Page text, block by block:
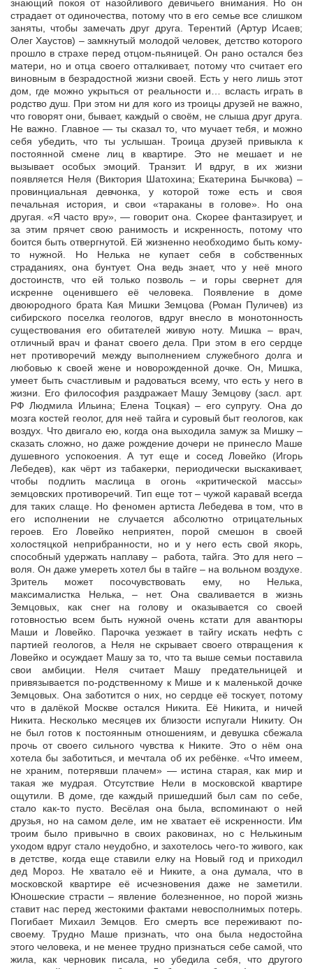
знающий покоя от назойливого девичьего внимания. Но он
страдает от одиночества, потому что в его семье все слишком
заняты, чтобы замечать друг друга. Терентий (Артур Исаев;
Олег Хаустов) – замкнутый молодой человек, детство которого
прошло в страхе перед отцом-пьяницей. Он рано остался без
матери, но и отца своего отталкивает, потому что считает его
виновным в безрадостной жизни своей. Есть у него лишь этот
дом, где можно укрыться от реальности и… всласть играть в
родство душ. При этом ни для кого из троицы друзей не важно,
что говорят они, бывает, каждый о своём, не слыша друг друга.
Не важно. Главное — ты сказал то, что мучает тебя, и можно
себя убедить, что ты услышан. Троица друзей привыкла к
постоянной смене лиц в квартире. Это не мешает и не
вызывает особых эмоций. Транзит. И вдруг, в их жизни
появляется Неля (Виктория Шатохина; Екатерина Бычкова) –
провинциальная девчонка, у которой тоже есть и своя
печальная история, и свои «тараканы в голове». Но она
другая. «Я часто вру», — говорит она. Скорее фантазирует, и
за этим прячет свою ранимость и искренность, потому что
боится быть отвергнутой. Ей жизненно необходимо быть кому-
то нужной. Но Нелька не купает себя в собственных
страданиях, она бунтует. Она ведь знает, что у неё много
достоинств, что ей только позволь – и горы свернет для
искренне оценившего её человека. Появление в доме
двоюродного брата Кая Мишки Земцова (Роман Пуличев) из
сибирского поселка геологов, вдруг внесло в монотонность
существования его обитателей живую ноту. Мишка – врач,
отличный врач и фанат своего дела. При этом в его сердце
нет противоречий между выполнением служебного долга и
любовью к своей жене и новорожденной дочке. Он, Мишка,
умеет быть счастливым и радоваться всему, что есть у него в
жизни. Его философия раздражает Машу Земцову (засл. арт.
РФ Людмила Ильина; Елена Тоцкая) – его супругу. Она до
мозга костей геолог, для неё тайга и суровый быт геологов, как
воздух. Что двигало ею, когда она выходила замуж за Мишку –
сказать сложно, но даже рождение дочери не принесло Маше
душевного успокоения. А тут еще и сосед Ловейко (Игорь
Лебедев), как чёрт из табакерки, периодически выскакивает,
чтобы подлить маслица в огонь «критической массы»
земцовских противоречий. Тип еще тот – чужой каравай всегда
для таких слаще. Но феномен артиста Лебедева в том, что в
его исполнении не случается абсолютно отрицательных
героев. Его Ловейко неприятен, порой смешон в своей
холостяцкой неприбранности, но и у него есть свой якорь,
способный удержать наплаву – работа, тайга. Это для него –
воля. Он даже умереть хотел бы в тайге – на вольном воздухе.
Зритель может посочувствовать ему, но Нелька,
максималистка Нелька, – нет. Она сваливается в жизнь
Земцовых, как снег на голову и оказывается со своей
готовностью всем быть нужной очень кстати для авантюры
Маши и Ловейко. Парочка уезжает в тайгу искать нефть с
партией геологов, а Неля не скрывает своего отвращения к
Ловейко и осуждает Машу за то, что та выше семьи поставила
свои амбиции. Неля считает Машу предательницей и
привязывается по-родственному к Мише и к маленькой дочке
Земцовых. Она заботится о них, но сердце её тоскует, потому
что в далёкой Москве остался Никита. Её Никита, и ничей
Никита. Несколько месяцев их близости испугали Никиту. Он
не был готов к постоянным отношениям, и девушка сбежала
прочь от своего сильного чувства к Никите. Это о нём она
хотела бы заботиться, и мечтала об их ребёнке. «Что имеем,
не храним, потерявши плачем» — истина старая, как мир и
такая же мудрая. Отсутствие Нели в московской квартире
ощутили. В доме, где каждый пришедший был сам по себе,
стало как-то пусто. Весёлая она была, вспоминают о ней
друзья, но на самом деле, им не хватает её искренности. Им
троим было привычно в своих раковинах, но с Нелькиным
уходом вдруг стало неудобно, и захотелось чего-то живого, как
в детстве, когда еще ставили елку на Новый год и приходил
дед Мороз. Не хватало её и Никите, а она думала, что в
московской квартире её исчезновения даже не заметили.
Юношеские страсти – явление болезненное, но порой жизнь
ставит нас перед жестокими фактами невосполнимых потерь.
Погибает Михаил Земцов. Его смерть все переживают по-
своему. Трудно Маше признать, что она была недостойна
этого человека, и не менее трудно признаться себе самой, что
жила, как черновик писала, но убедила себя, что другого